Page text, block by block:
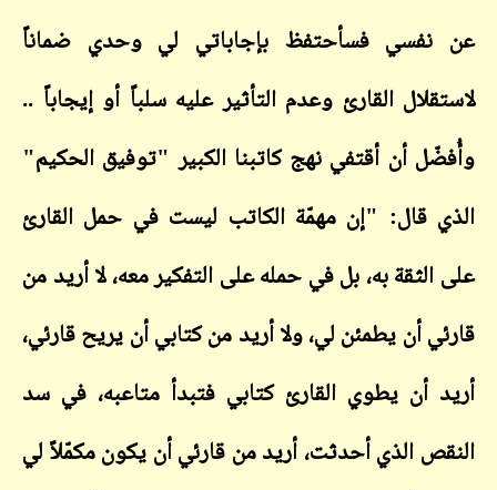
عن نفسي فسأحتفظ بإجاباتي لي وحدي ضماناً
لاستقلال القارئ وعدم التأثير عليه سلباً أو إيجاباً ..
وأُفضّل أن أقتفي نهج كاتبنا الكبير "توفيق الحكيم"
الذي قال: "إن مهمّة الكاتب ليست في حمل القارئ
على الثقة به، بل في حمله على التفكير معه، لا أريد من
قارئي أن يطمئن لي، ولا أريد من كتابي أن يريح قارئي،
أريد أن يطوي القارئ كتابي فتبدأ متاعبه، في سد
النقص الذي أحدثت، أريد من قارئي أن يكون مكمّلاً لي